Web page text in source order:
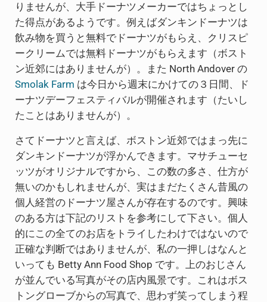
りませんが、大手ドーナツメーカーではちょっとし
た得点があるようです。例えばダンキンドーナツは
飲み物を買うと無料でドーナツがもらえ、クリスピ
ークリームでは無料ドーナツがもらえます（ボスト
ン近郊にはありませんが）。また North Andover の
Smolak Farm は今日から週末にかけての３日間、ド
ーナツデーフェスティバルが開催されます（たいし
たことはありませんが）。
さてドーナツと言えば、ボストン近郊ではまっ先に
ダンキンドーナツが浮かんできます。マサチューセ
ッツがオリジナルですから、この数の多さ、仕方が
無いのかもしれませんが、実はまだたくさん昔風の
個人経営のドーナツ屋さんが存在するのです。興味
のある方は下記のリストを参考にして下さい。個人
的にこの全てのお店をトライしたわけではないので
正確な判断ではありませんが、私の一押しはなんと
いっても Betty Ann Food Shop です。上のおじさん
が並んでいる写真がその店内風景です。これはボス
トングローブからの写真で、思わず笑ってしまう程